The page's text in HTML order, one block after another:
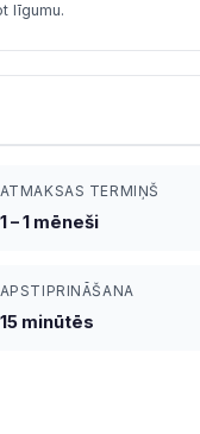
līgumu.
ATMAKSAS TERMIŅŠ
1 – 1 mēneši
APSTIPRINĀŠANA
15 minūtēs